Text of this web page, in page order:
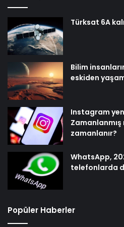
Türksat 6A
Bilim
eskiden
Instagram
zamanlanır?
WhatsApp,
telefonlarda
Popüler Haberler